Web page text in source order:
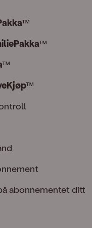
™
™
™
™
abonnementet ditt
abonnementet ditt